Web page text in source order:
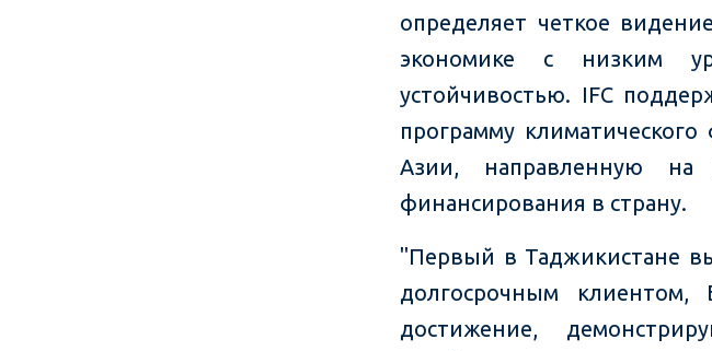
определяет четкое
экономике с низким
устойчивостью. IFC
программу
Азии, направленную на
финансирования в страну.
"Первый в Таджикистане
долгосрочным
достижение,